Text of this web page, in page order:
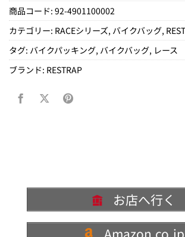
商品コード: 92-4901100002
カテゴリー: RACEシリーズ, バイクバッグ,
タグ: バイクパッキング, バイクバッグ, レース
ブランド: RESTRAP
お店へ行く
Amazon.co.jp